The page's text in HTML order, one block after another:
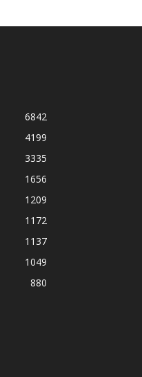
6842
4199
3335
1656
1209
1172
1137
1049
880